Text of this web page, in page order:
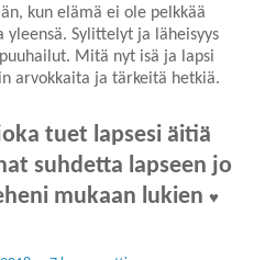
kun elämä ei ole pelkkää
yleensä. Sylittelyt ja läheisyys
Mitä nyt isä ja lapsi
arvokkaita ja tärkeitä hetkiä.
tuet lapsesi äitiä
suhdetta lapseen jo
mukaan lukien ♥